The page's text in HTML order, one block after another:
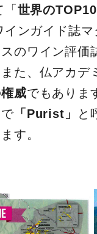
世界の
ンガイド誌マ
のワイン評
た、仏アカ
威でもありま
「Purist」 と
す。